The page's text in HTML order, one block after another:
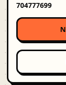
704777699